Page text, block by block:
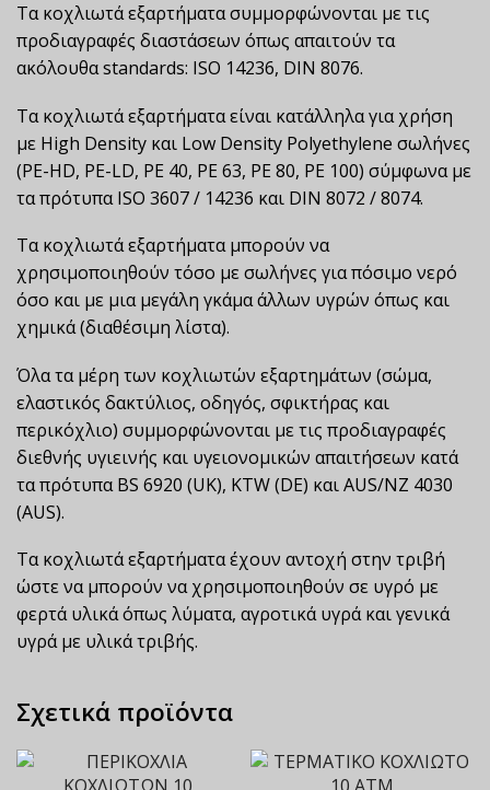
Τα κοχλιωτά εξαρτήματα συμμορφώνονται με τις
προδιαγραφές διαστάσεων όπως απαιτούν τα
ακόλουθα standards: ISO 14236, DIN 8076.
Τα κοχλιωτά εξαρτήματα είναι κατάλληλα για χρήση
με High Density και Low Density Polyethylene σωλήνες
(PE-HD, PE-LD, PE 40, PE 63, PE 80, PE 100) σύμφωνα με
τα πρότυπα ISO 3607 / 14236 και DIN 8072 / 8074.
Τα κοχλιωτά εξαρτήματα μπορούν να
χρησιμοποιηθούν τόσο με σωλήνες για πόσιμο νερό
όσο και με μια μεγάλη γκάμα άλλων υγρών όπως και
χημικά (διαθέσιμη λίστα).
Όλα τα μέρη των κοχλιωτών εξαρτημάτων (σώμα,
ελαστικός δακτύλιος, οδηγός, σφικτήρας και
περικόχλιο) συμμορφώνονται με τις προδιαγραφές
διεθνής υγιεινής και υγειονομικών απαιτήσεων κατά
τα πρότυπα BS 6920 (UK), KTW (DE) και AUS/NZ 4030
(AUS).
Τα κοχλιωτά εξαρτήματα έχουν αντοχή στην τριβή
ώστε να μπορούν να χρησιμοποιηθούν σε υγρό με
φερτά υλικά όπως λύματα, αγροτικά υγρά και γενικά
υγρά με υλικά τριβής.
Σχετικά προϊόντα